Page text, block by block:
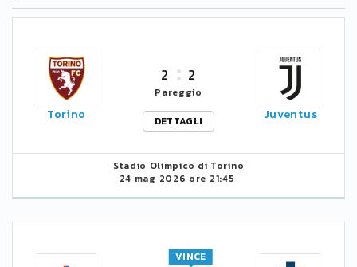
Torino
2 2
Pareggio
DETTAGLI
Juventus
Stadio Olimpico di Torino
24 mag 2026 ore 21:45
VINCE